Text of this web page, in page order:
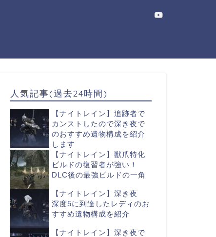
人気記事(過去24時間)
【ナイトレイン】追跡者で
カンストしたので深き夜で
のおすすめ遺物構成を紹介
します
【ナイトレイン】獣爪特化
ビルドの復習者が強い！
DLC後の最強ビルドの一角
【ナイトレイン】深き夜
深度5に到達したレディのお
すすめ遺物構成を紹介
【ナイトレイン】深き夜で